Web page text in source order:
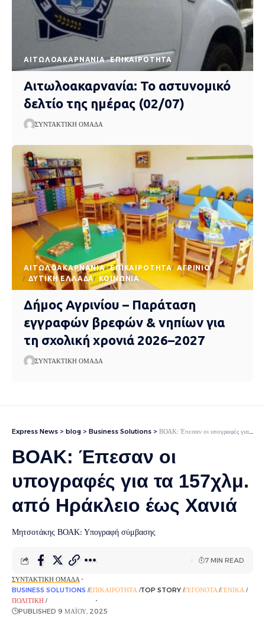
AΙΤΩΛΟΑΚΑΡΝΑΝΊΑ EΠΙΚΑΙΡΌΤΗΤΑ
Αιτωλοακαρνανία: Το αστυνομικό
δελτίο της ημέρας (02/07)
ΣΥΝΤΑΚΤΙΚΉ ΟΜΆΔΑ
AΙΤΩΛΟΑΚΑΡΝΑΝΊΑ EΠΙΚΑΙΡΌΤΗΤΑ
ΑΓΡΊΝΙΟ
ΔΥΤΙΚΉ ΕΛΛΆΔΑ
ΚΟΙΝΩΝΊΑ
Δήμος Αγρινίου – Παράταση
εγγραφών βρεφών & νηπίων για
τη σχολική χρονιά 2026–2027
ΣΥΝΤΑΚΤΙΚΉ ΟΜΆΔΑ
Express News > blog > Business Solutions > ΒΟΑΚ: Έπεσαν οι υπογραφές για τα 157χλμ. από Ηράκλειο έως Χανιά
ΒΟΑΚ: Έπεσαν οι
υπογραφές για τα 157χλμ.
από Ηράκλειο έως Χανιά
Μητσοτάκης ΒΟΑΚ: Υπογραφή σύμβασης
ΣΥΝΤΑΚΤΙΚΉ ΟΜΆΔΑ
BUSINESS SOLUTIONS EΠΙΚΑΙΡΌΤΗΤΑ TOP STORY ΓΕΓΟΝΌΤΑ ΓΕΝΙΚΆ
ΠΟΛΙΤΙΚΉ ΡΟΉ ΕΙΔΉΣΕΩΝ
PUBLISHED 9 ΜΑΪ́ΟΥ, 2025
7 MIN READ